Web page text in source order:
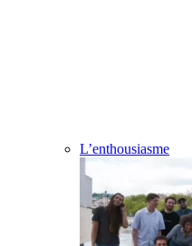
L’enthousiasme